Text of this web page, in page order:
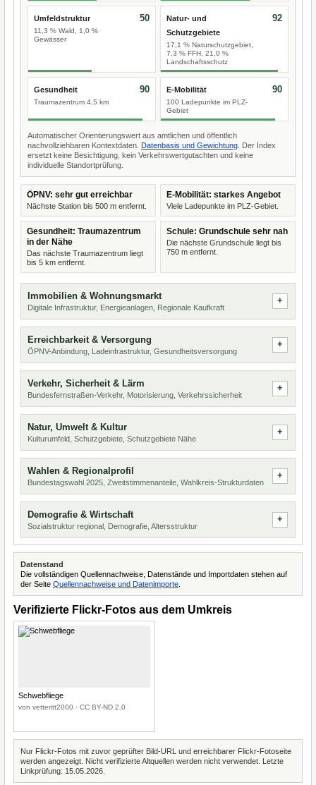
Umfeldstruktur
11,3 % Wald, 1,0 %
Gewässer
50
Natur- und
Schutzgebiete
17,1 % Naturschutzgebiet,
7,3 % FFH, 21,0 %
Landschaftsschutz
92
Gesundheit
Traumazentrum 4,5 km
90 E-Mobilität
100 Ladepunkte im PLZ-
Gebiet
90
Automatischer Orientierungswert aus amtlichen und öffentlich
nachvollziehbaren Kontextdaten. Datenbasis und Gewichtung . Der Index
ersetzt keine Besichtigung, kein Verkehrswertgutachten und keine
individuelle Standortprüfung.
ÖPNV: sehr gut erreichbar
Nächste Station bis 500 m entfernt.
E-Mobilität: starkes Angebot
Viele Ladepunkte im PLZ-Gebiet.
Gesundheit: Traumazentrum
in der Nähe
Das nächste Traumazentrum liegt
bis 5 km entfernt.
Schule: Grundschule sehr nah
Die nächste Grundschule liegt bis
750 m entfernt.
Immobilien & Wohnungsmarkt
Digitale Infrastruktur, Energieanlagen, Regionale Kaufkraft
Erreichbarkeit & Versorgung
ÖPNV-Anbindung, Ladeinfrastruktur, Gesundheitsversorgung
Verkehr, Sicherheit & Lärm
Bundesfernstraßen-Verkehr, Motorisierung, Verkehrssicherheit
Natur, Umwelt & Kultur
Kulturumfeld, Schutzgebiete, Schutzgebiete Nähe
Wahlen & Regionalprofil
Bundestagswahl 2025, Zweitstimmenanteile, Wahlkreis-Strukturdaten
Demografie & Wirtschaft
Sozialstruktur regional, Demografie, Altersstruktur
Datenstand
Die vollständigen Quellennachweise, Datenstände und Importdaten stehen auf
der Seite Quellennachweise und Datenimporte
Verifizierte Flickr-Fotos aus dem Umkreis
Schwebfliege
von vetteritt2000 · CC BY-ND 2.0
Nur Flickr-Fotos mit zuvor geprüfter Bild-URL und erreichbarer Flickr-Fotoseite
werden angezeigt. Nicht verifizierte Altquellen werden nicht verwendet. Letzte
Linkprüfung: 15.05.2026.